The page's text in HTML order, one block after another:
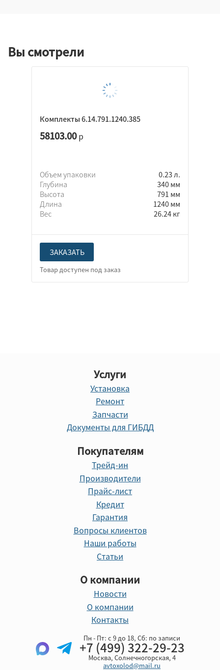
Вы смотрели
Комплекты 6.14.791.1240.385
58103.00р
Объем упаковки
0.23 л.
Глубина
340 мм
Высота
791 мм
Длина
1240 мм
Вес
26.24 кг
ЗАКАЗАТЬ
Услуги
Установка
Ремонт
Запчасти
Документы для ГИБДД
Покупателям
Трейд-ин
Производители
Прайс-лист
Кредит
Гарантия
Вопросы клиентов
Наши работы
Статьи
О компании
Новости
О компании
Контакты
Пн - Пт: с 9 до 18, Cб: по записи
+7 (499) 322-29-23
Москва, Солнечногорская, 4
avtoxolod@mail.ru